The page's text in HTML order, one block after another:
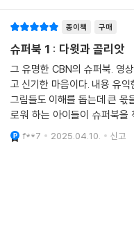
종이책 구매
슈퍼북 1 : 다윗과 골리앗
그 유명한 CBN의 슈퍼북. 영
고 신기한 마음이다. 내용 유
그림들도 이해를 돕는데 큰 몫
로워 하는 아이들이 슈퍼북을
바란다.
f**7 2025.04.10. 신고